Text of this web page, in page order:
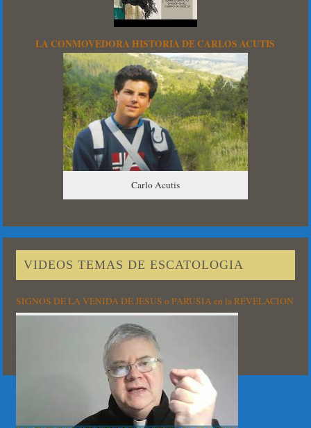
LA CONMOVEDORA HISTORIA DE CARLOS ACUTIS
Carlo Acutis
VIDEOS TEMAS DE ESCATOLOGIA
SIGNOS DE LA VENIDA DE JESUS o PARUSIA en la REVELACION